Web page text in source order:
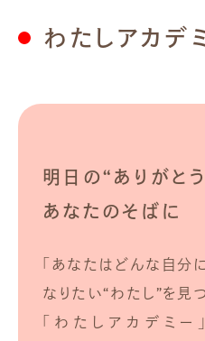
わたしアカデ
明日の“ありがと
あなたのそばに
「あなたはどんな自分
なりたい“わたし”を見つ
「わたしアカデミ